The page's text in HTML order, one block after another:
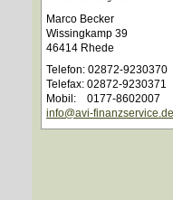
Marco Becker
Wissingkamp 39
46414 Rhede
Telefon: 02872-9230370
Telefax: 02872-9230371
Mobil: 0177-8602007
info@avi-finanzservice.de